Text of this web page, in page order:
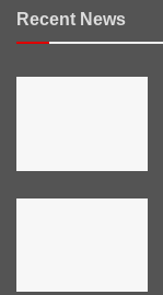
Recent News